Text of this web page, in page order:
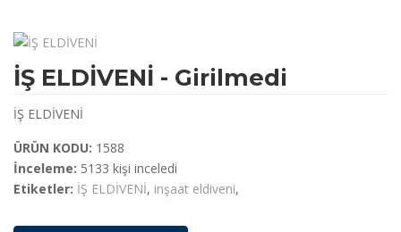
İŞ ELDİVENİ - Girilmedi
İŞ ELDİVENİ
ÜRÜN KODU: 1588
İnceleme: 5133 kişi inceledi
Etiketler: İŞ ELDİVENİ, inşaat eldiveni,